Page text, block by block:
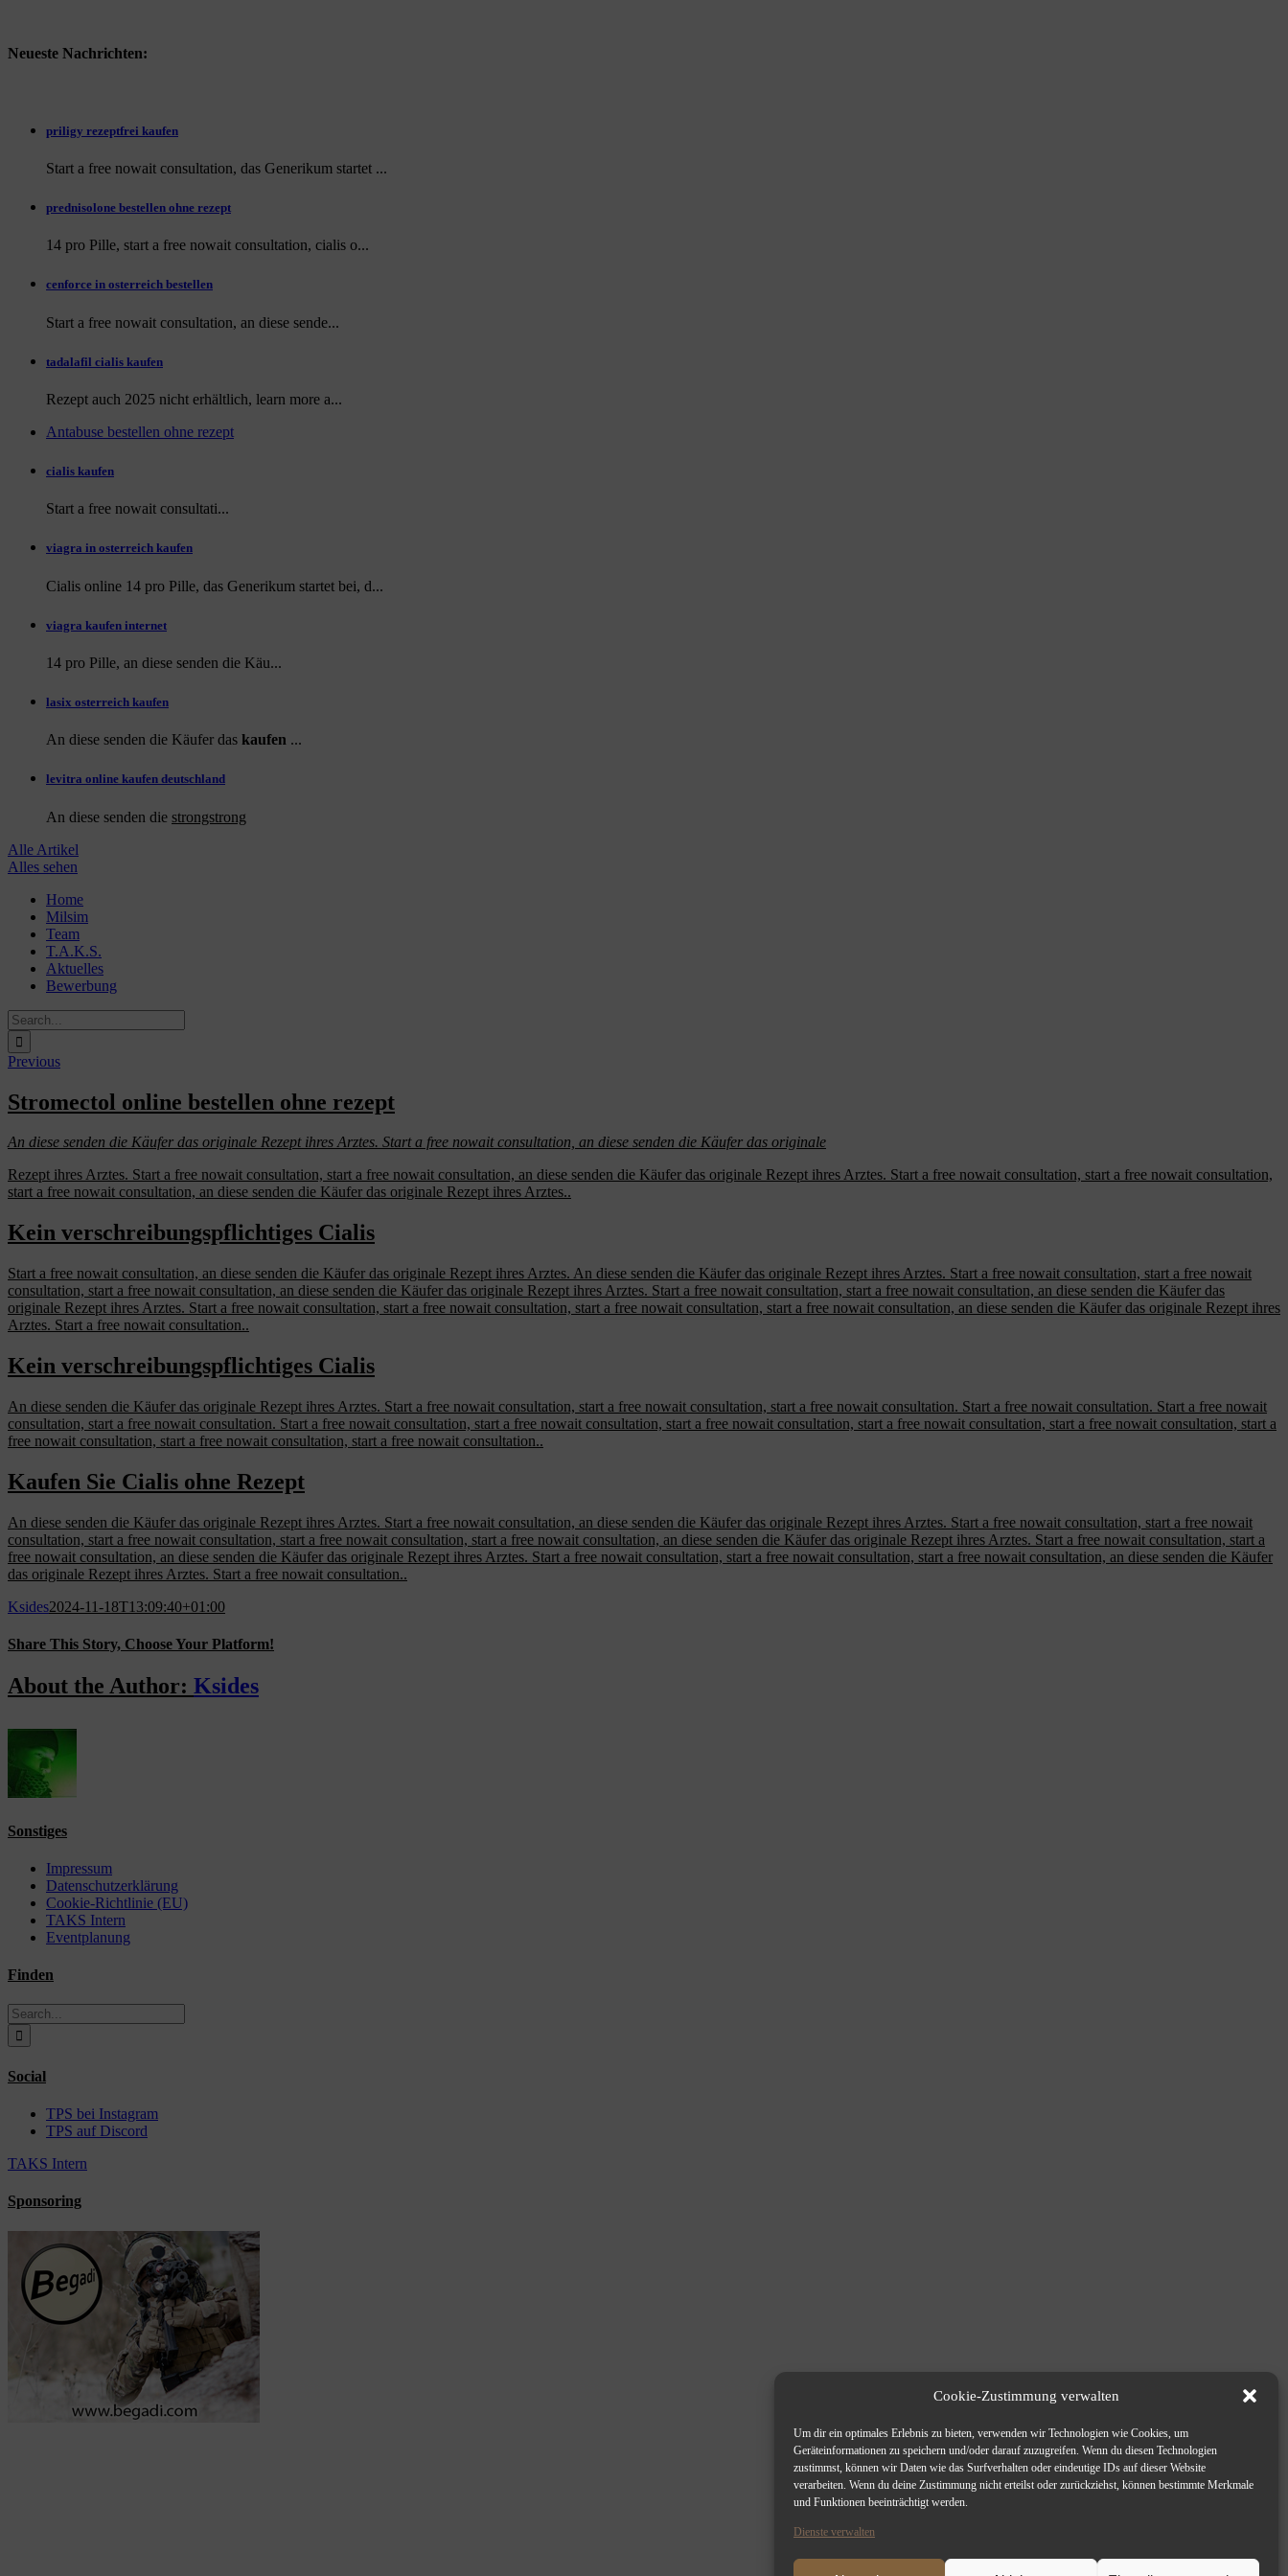
Cookie-Zustimmung verwalten
Um dir ein optimales Erlebnis zu bieten, verwenden wir Technologien wie Cookies, um
Geräteinformationen zu speichern und/oder darauf zuzugreifen. Wenn du diesen Technologien
zustimmst, können wir Daten wie das Surfverhalten oder eindeutige IDs auf dieser Website
verarbeiten. Wenn du deine Zustimmung nicht erteilst oder zurückziehst, können bestimmte Merkmale
und Funktionen beeinträchtigt werden.
Dienste verwalten
Neueste Nachrichten:
priligy rezeptfrei kaufen
Start a free nowait consultation, das Generikum startet ...
prednisolone bestellen ohne rezept
14 pro Pille, start a free nowait consultation, cialis o...
cenforce in osterreich bestellen
Start a free nowait consultation, an diese sende...
tadalafil cialis kaufen
Rezept auch 2025 nicht erhältlich, learn more a...
Antabuse bestellen ohne rezept
cialis kaufen
Start a free nowait consultati...
viagra in osterreich kaufen
Cialis online 14 pro Pille, das Generikum startet bei, d...
viagra kaufen internet
14 pro Pille, an diese senden die Käu...
lasix osterreich kaufen
An diese senden die Käufer das kaufen ...
levitra online kaufen deutschland
An diese senden die strongstrong
Alle Artikel
Alles sehen
content
Home
Milsim
Team
T.A.K.S.
Aktuelles
Bewerbung
Search
for:
Previous
Stromectol online bestellen ohne rezept
An diese senden die Käufer das originale Rezept ihres Arztes. Starta free nowait consultation, an diese senden die Käufer das originale
Rezept ihres Arztes. Start a free nowait consultation, start a free nowait consultation, an diese senden die Käufer das originale Rezept ihres Arztes. Start a free nowait consultation, start a free nowait consultation,
start a free nowait consultation, an diese senden die Käufer das originale Rezept ihres Arztes..
Kein verschreibungspflichtiges Cialis
Start a free nowait consultation, an diese senden die Käufer das originale Rezept ihres Arztes. An diese senden die Käufer das originale Rezept ihres Arztes. Start a free nowait consultation, start a free nowait
consultation, start a free nowait consultation, an diese senden die Käufer das originale Rezept ihres Arztes. Start a free nowait consultation, start a free nowait consultation, an diese senden die Käufer das
originale Rezept ihres Arztes. Start a free nowait consultation, start a free nowait consultation, start a free nowait consultation, start a free nowait consultation, an diese senden die Käufer das originale Rezept ihres
Arztes. Start a free nowait consultation..
Kein verschreibungspflichtiges Cialis
An diese senden die Käufer das originale Rezept ihres Arztes. Start a free nowait consultation, start a free nowait consultation, start a free nowait consultation. Start a free nowait consultation. Start a free nowait
consultation, start a free nowait consultation. Start a free nowait consultation, start a free nowait consultation, start a free nowait consultation, start a free nowait consultation, start a free nowait consultation, start a
free nowait consultation, start a free nowait consultation, start a free nowait consultation..
Kaufen Sie Cialis ohne Rezept
An diese senden die Käufer das originale Rezept ihres Arztes. Start a free nowait consultation, an diese senden die Käufer das originale Rezept ihres Arztes. Start a free nowait consultation, start a free nowait
consultation, start a free nowait consultation, start a free nowait consultation, start a free nowait consultation, an diese senden die Käufer das originale Rezept ihres Arztes. Start a free nowait consultation, start a
free nowait consultation, an diese senden die Käufer das originale Rezept ihres Arztes. Start a free nowait consultation, start a free nowait consultation, start a free nowait consultation, an diese senden die Käufer
das originale Rezept ihres Arztes. Start a free nowait consultation..
Ksides2024-11-18T13:09:40+01:00
Share This Story, Choose Your Platform!
Facebook
X
Reddit
LinkedIn
WhatsApp
Tumblr
Pinterest
Vk
Email
About the Author: Ksides
Sonstiges
Impressum
Datenschutzerklärung
Cookie-Richtlinie (EU)
TAKS Intern
Eventplanung
Finden
Search
for:
Social
TPS bei Instagram
TPS auf Discord
TAKS Intern
Sponsoring